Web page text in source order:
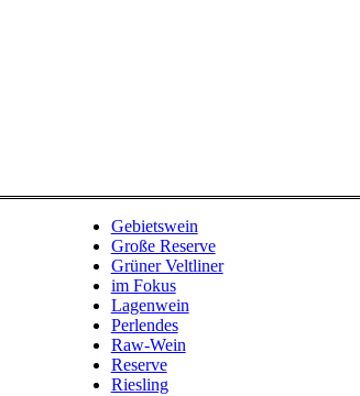
Gebietswein
Große Reserve
Grüner Veltliner
im Fokus
Lagenwein
Perlendes
Raw-Wein
Reserve
Riesling